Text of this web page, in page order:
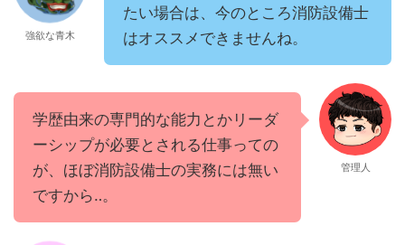
強欲な青木
たい場合は、今のところ消防設備士
はオススメできませんね。
学歴由来の専門的な能力とかリーダ
ーシップが必要とされる仕事っての
が、ほぼ消防設備士の実務には無い
ですから‥。
管理人